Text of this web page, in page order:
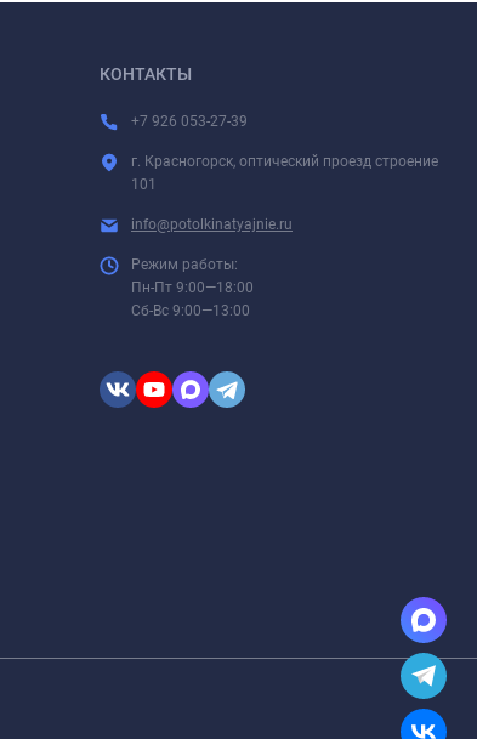
КОНТАКТЫ
+7 926 053-27-39
г. Красногорск, оптический проезд строение
101
info@potolkinatyajnie.ru
Режим работы:
Пн-Пт 9:00—18:00
Сб-Вс 9:00—13:00